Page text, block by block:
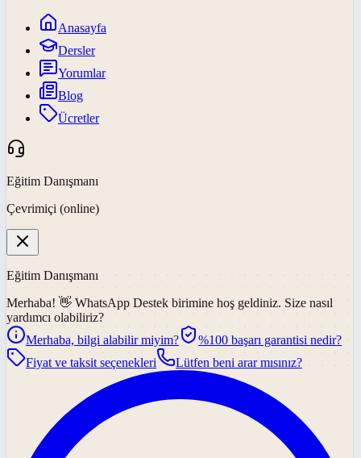
Anasayfa
Dersler
Yorumlar
Blog
Ücretler
Eğitim Danışmanı
Çevrimiçi (online)
Eğitim Danışmanı
Merhaba! 👋 WhatsApp Destek birimine hoş geldiniz. Size nasıl
yardımcı olabiliriz?
Merhaba, bilgi alabilir miyim?
%100 başarı garantisi nedir?
Fiyat ve taksit seçenekleri
Lütfen beni arar mısınız?